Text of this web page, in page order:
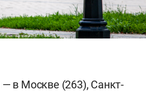
в Москве (263), Санкт-